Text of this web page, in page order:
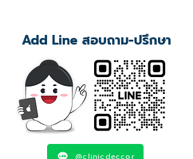
Add Line สอบถาม-ปรึกษา
@clinicdeccor